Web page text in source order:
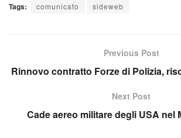
Tags: comunicato sideweb
Previous Post
Rinnovo contratto Forze di Polizia,
Next Post
Cade aereo militare degli USA nel